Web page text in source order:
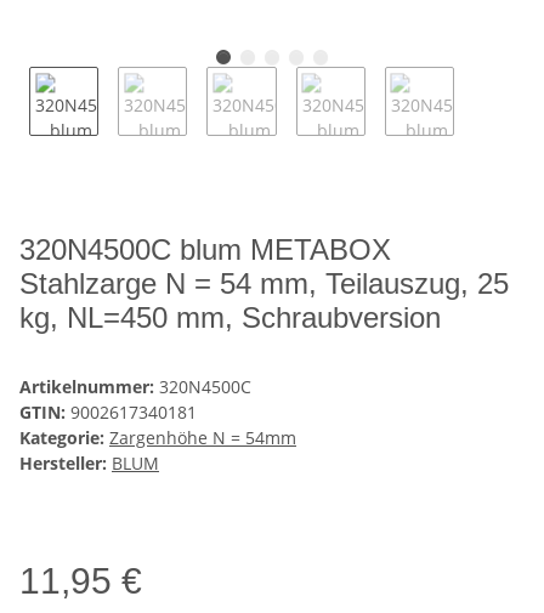
320N4500C blum METABOX
Stahlzarge N = 54 mm, Teilauszug, 25
kg, NL=450 mm, Schraubversion
Artikelnummer: 320N4500C
GTIN: 9002617340181
Kategorie: Zargenhöhe N = 54mm
Hersteller: BLUM
11,95 €